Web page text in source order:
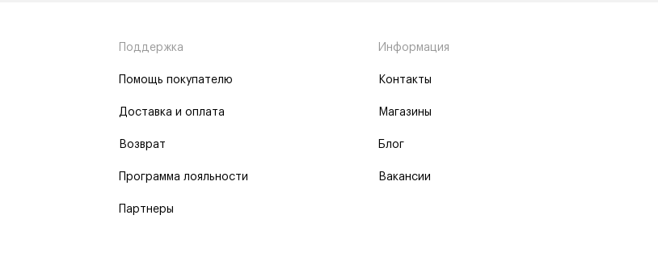
Поддержка
Помощь покупателю
Доставка и оплата
Возврат
Программа лояльности
Партнеры
Информация
Контакты
Магазины
Блог
Вакансии